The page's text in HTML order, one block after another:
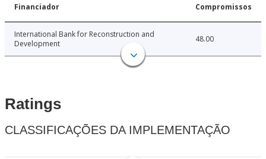
Financiador Compromissos
International Bank for Reconstruction and
Development
48.00
Ratings
CLASSIFICAÇÕES DA IMPLEMENTAÇÃO